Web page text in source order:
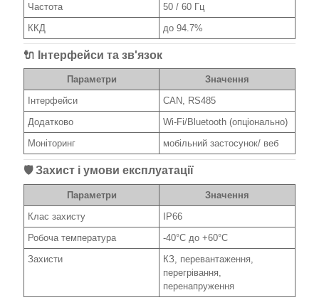
Частота
50 / 60 Гц
ККД
до 94.7%
🔌 Інтерфейси та зв'язок
Параметри
Значення
Інтерфейси
CAN, RS485
Додатково
Wi-Fi/Bluetooth (опціонально)
Моніторинг
мобільний застосунок/ веб
🛡️ Захист і умови експлуатації
Параметри
Значення
Клас захисту
IP66
Робоча температура
-40°C до +60°C
Захисти
КЗ, перевантаження,
перегрівання,
перенапруження